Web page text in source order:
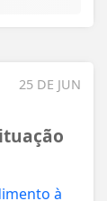
25 DE JUN